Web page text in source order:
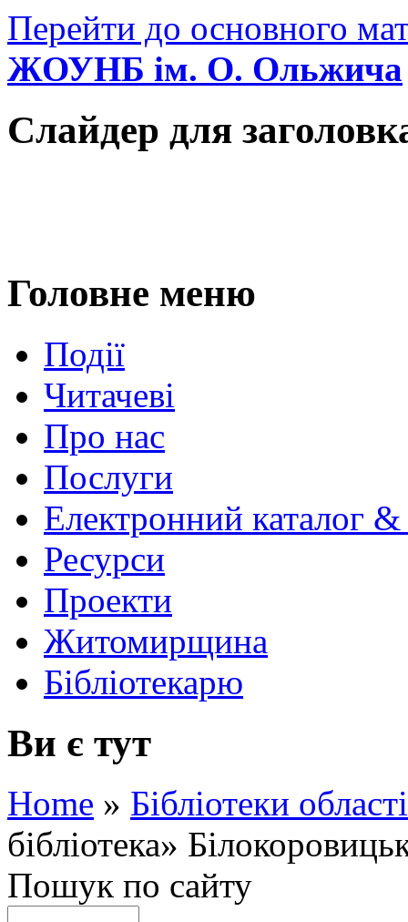
Перейти до основного
ЖОУНБ ім. О. Ольжича
Слайдер для
Головне меню
Події
Читачеві
Про нас
Послуги
Електронний каталог
Ресурси
Проекти
Житомирщина
Бібліотекарю
Ви є тут
Home » Бібліотеки області
бібліотека»
Пошук по сайту